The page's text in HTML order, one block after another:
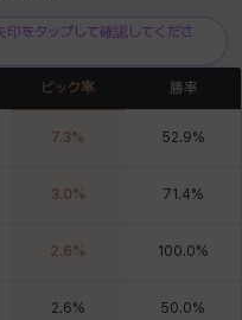
印をタップして確認してくださ
ピック率 勝率
7.3% 52.9%
3.0% 71.4%
2.6% 100.0%
2.6% 50.0%